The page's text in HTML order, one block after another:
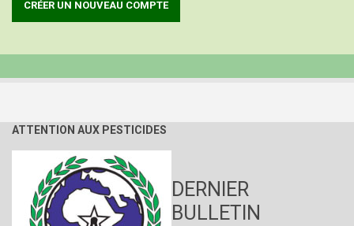
ATTENTION AUX PESTICIDES
DERNIER
BULLETIN